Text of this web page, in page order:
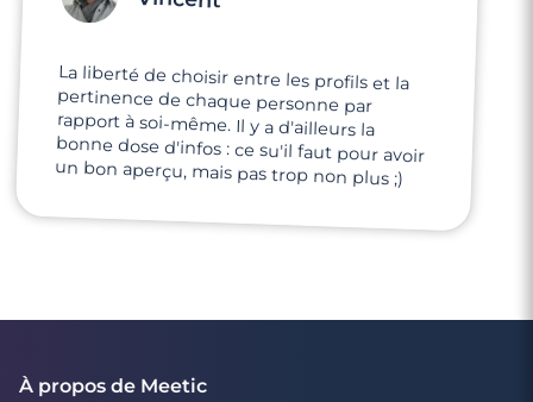
La liberté de choisir entre les profils et la
pertinence de chaque personne par
rapport à soi-même. Il y a d'ailleurs la
bonne dose d'infos : ce su'il faut pour avoir
un bon aperçu, mais pas trop non plus ;)
À propos de Meetic